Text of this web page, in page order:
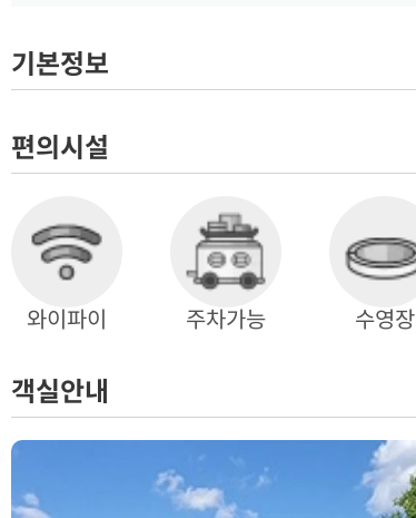
기본정보
편의시설
와이파이 주차가능 수영장
객실안내